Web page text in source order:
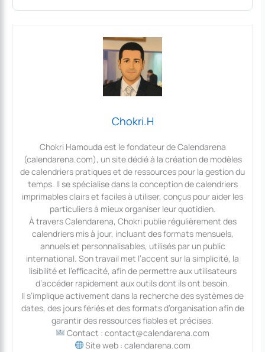
Chokri.H
Chokri Hamouda est le fondateur de Calendarena
(calendarena.com), un site dédié à la création de modèles
de calendriers pratiques et de ressources pour la gestion du
temps. Il se spécialise dans la conception de calendriers
imprimables clairs et faciles à utiliser, conçus pour aider les
particuliers à mieux organiser leur quotidien.
À travers Calendarena, Chokri publie régulièrement des
calendriers mis à jour, incluant des formats mensuels,
annuels et personnalisables, utilisés par un public
international. Son travail met l’accent sur la simplicité, la
lisibilité et l’efficacité, afin de permettre aux utilisateurs
d’accéder rapidement aux outils dont ils ont besoin.
Il s’implique activement dans la recherche des systèmes de
dates, des jours fériés et des formats d’organisation afin de
garantir des ressources fiables et précises.
Contact : contact@calendarena.com
Site web : calendarena.com